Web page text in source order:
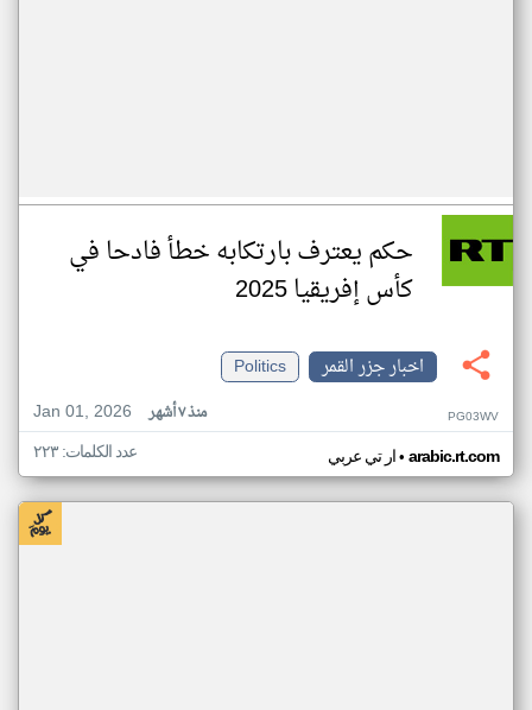
حكم يعترف بارتكابه خطأ فادحا في
كأس إفريقيا 2025
اخبار جزر القمر
Politics
Jan 01, 2026
منذ ٧ أشهر PG03WV
ار تي عربي• arabic.rt.com عدد الكلمات: ٢٢٣